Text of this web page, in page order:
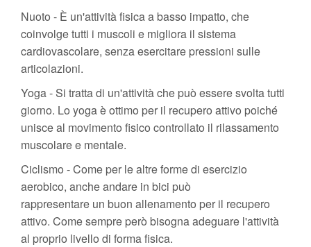
Nuoto - È un'attività fisica a basso impatto, che
coinvolge tutti i muscoli e migliora il sistema
cardiovascolare, senza esercitare pressioni sulle
articolazioni.
Yoga - Si tratta di un'attività che può essere svolta tutti
giorno. Lo yoga è ottimo per il recupero attivo poiché
unisce al movimento fisico controllato il rilassamento
muscolare e mentale.
Ciclismo - Come per le altre forme di esercizio
aerobico, anche andare in bici può
rappresentare un buon allenamento per il recupero
attivo. Come sempre però bisogna adeguare l'attività
al proprio livello di forma fisica.